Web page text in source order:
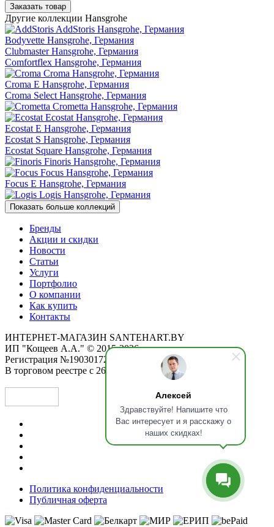
Алексей
Здравствуйте! Напишите что
Вас интересует и я расскажу о
наших скидках!
Заказать товар
Другие коллекции Hansgrohe
AddStoris Hansgrohe, Германия
Bodyvette Hansgrohe, Германия
Clubmaster Hansgrohe, Германия
Comfortflex Hansgrohe, Германия
Croma Hansgrohe, Германия
Croma E Hansgrohe, Германия
Croma Select Hansgrohe, Германия
Crometta Hansgrohe, Германия
Ecostat Hansgrohe, Германия
Ecostat E Hansgrohe, Германия
Ecostat S Hansgrohe, Германия
Ecostat Square Hansgrohe, Германия
Finoris Hansgrohe, Германия
Focus Hansgrohe, Германия
Focus E Hansgrohe, Германия
Logis Hansgrohe, Германия
Показать больше коллекций
Бренды
Акции и скидки
Новости
Статьи
Услуги
Портфолио
О компании
Как купить
Контакты
ИНТЕРНЕТ-МАГАЗИН SANTEHART.BY
ИП "Кощеев А.А." © 2015-2026
Регистрация №190301725 от 12.02.2015
В торговом реестре с 26.11.2019
Политика конфиденциальности
Публичная оферта